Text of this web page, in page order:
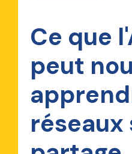
Ce que
peut
réseaux